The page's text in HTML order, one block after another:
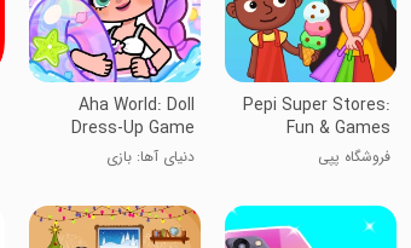
Pepi Super Stores:
Fun & Games
فروشگاه پپی
Aha World: Doll
Dress-Up Game
دنیای آها: بازی